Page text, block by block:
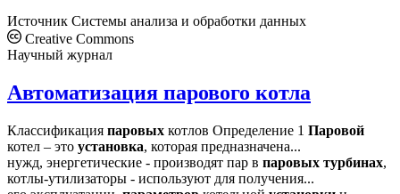
Источник Системы анализа и обработки данных
Creative Commons
Научный журнал
Автоматизация парового котла
Классификация паровых котлов Определение 1 Паровой
котел – это установка, которая предназначена...
нужд, энергетические - производят пар в паровых турбинах,
котлы-утилизаторы - используют для получения...